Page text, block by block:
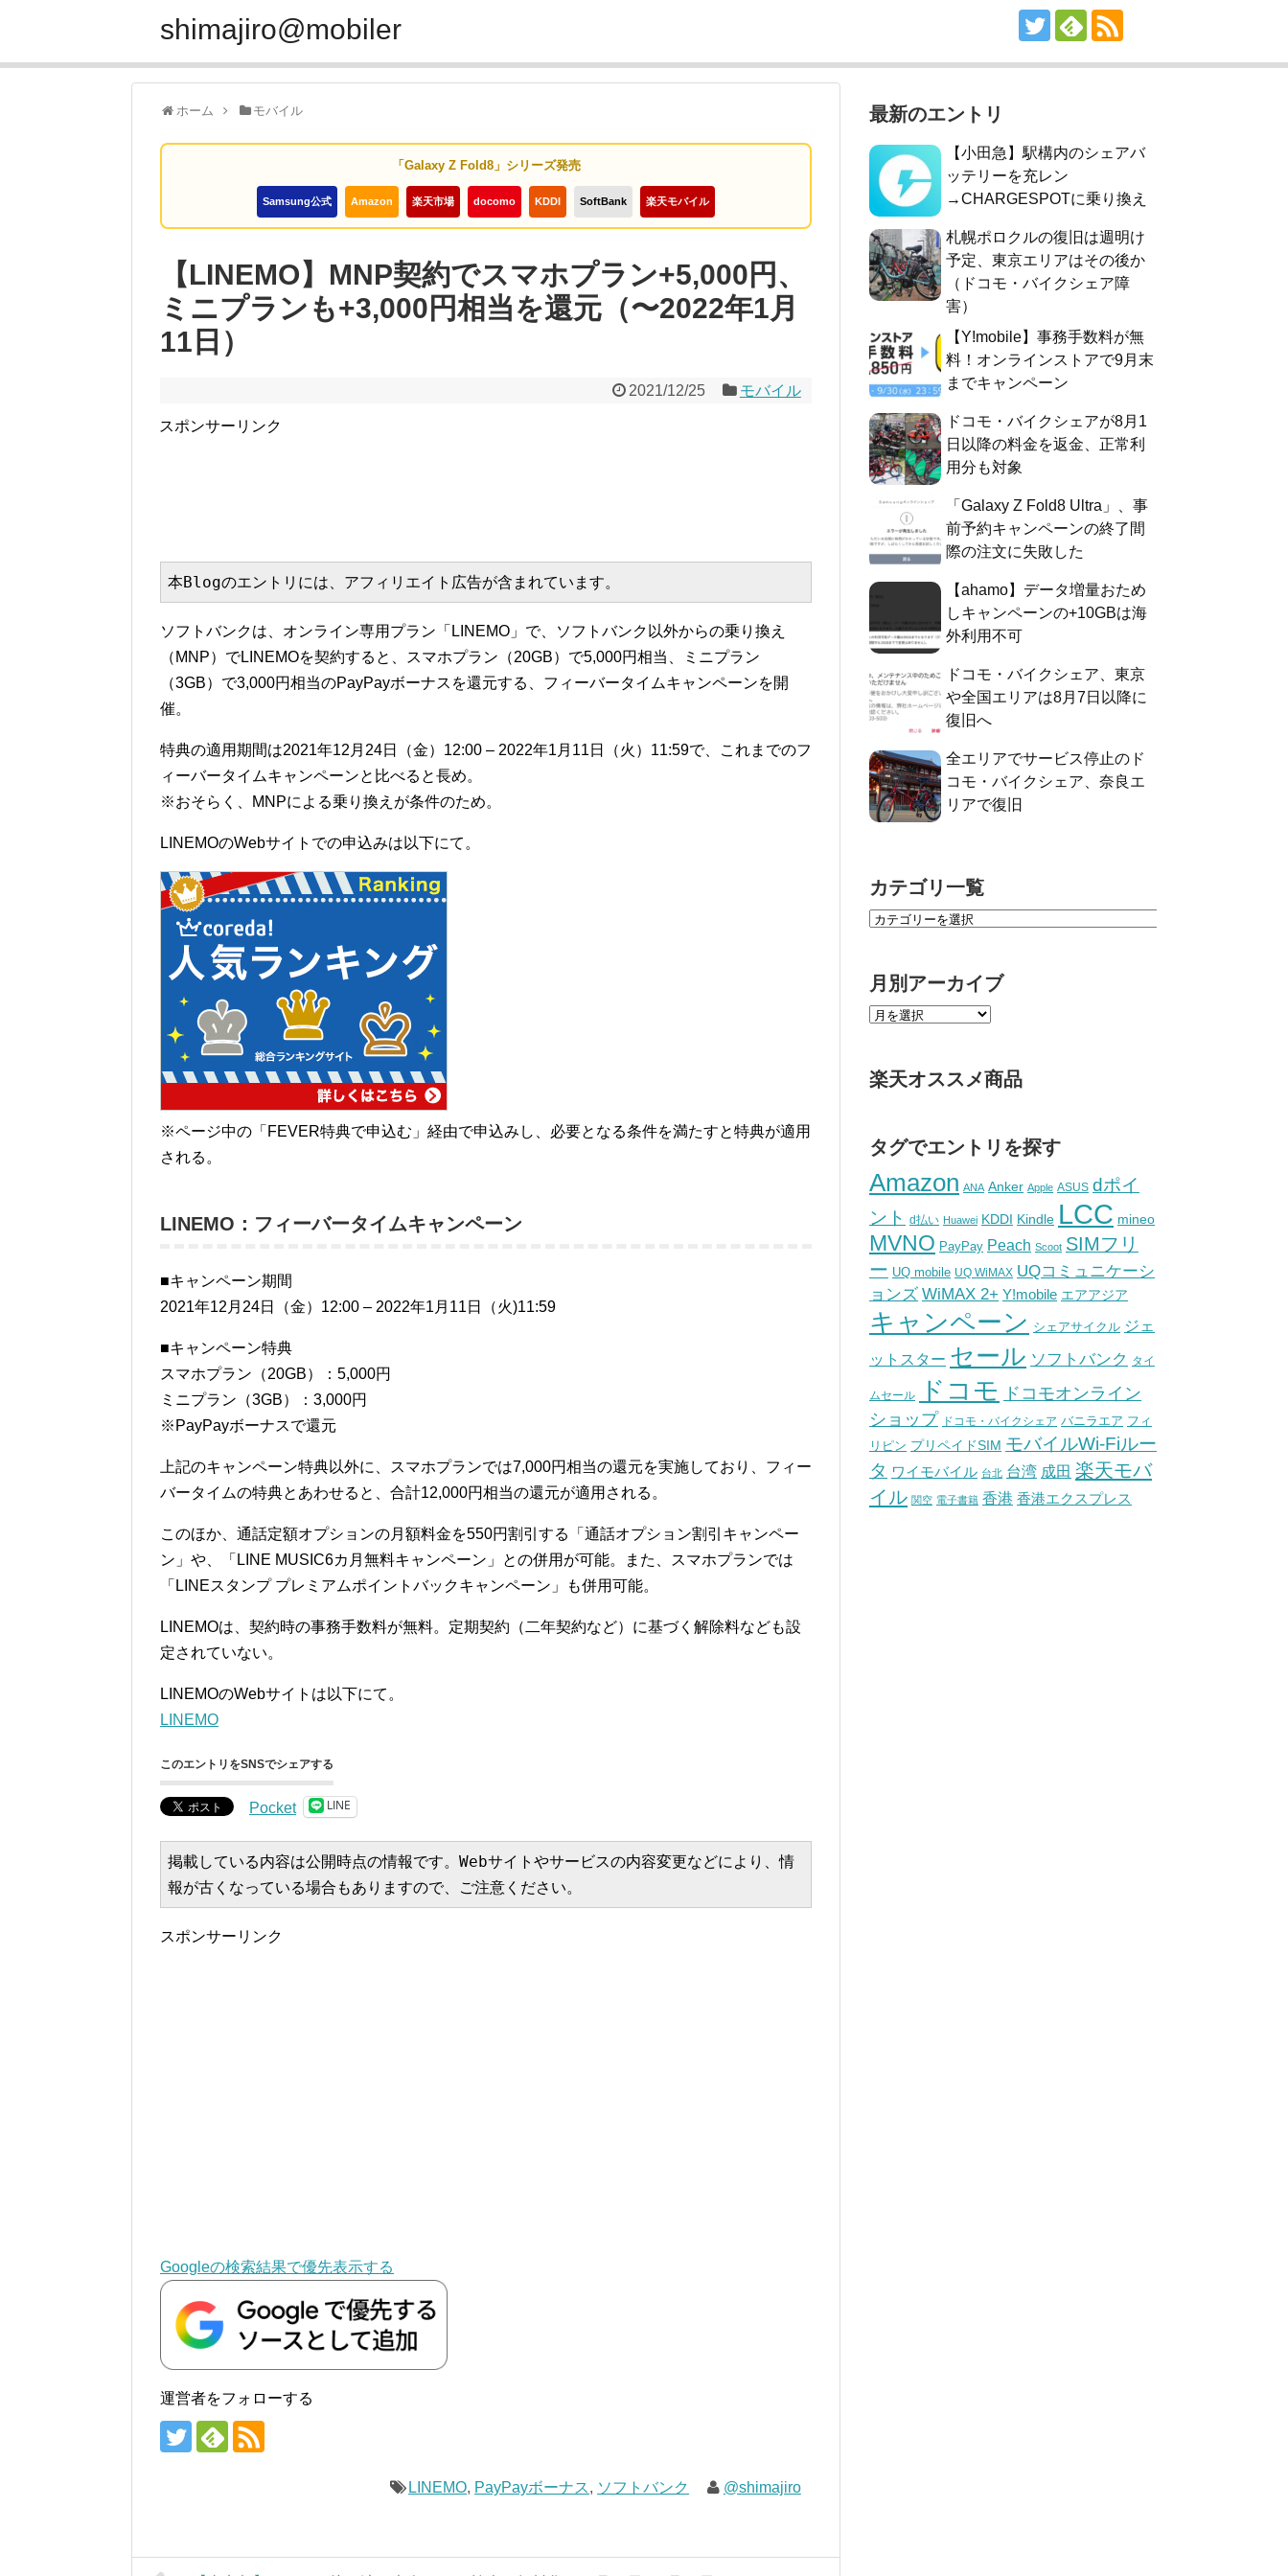
shimajiro@mobiler
ホーム モバイル
「Galaxy Z Fold8」シリーズ発売
Samsung公式 Amazon 楽天市場 docomo KDDI SoftBank 楽天モバイル
【LINEMO】MNP契約でスマホプラン+5,000円、
ミニプランも+3,000円相当を還元（〜2022年1月
11日）
2021/12/25 モバイル
スポンサーリンク
本Blogのエントリには、アフィリエイト広告が含まれています。
ソフトバンクは、オンライン専用プラン「LINEMO」で、ソフトバンク以外からの乗り換え
（MNP）でLINEMOを契約すると、スマホプラン（20GB）で5,000円相当、ミニプラン
（3GB）で3,000円相当のPayPayボーナスを還元する、フィーバータイムキャンペーンを開
催。
特典の適用期間は2021年12月24日（金）12:00 – 2022年1月11日（火）11:59で、これまでのフ
ィーバータイムキャンペーンと比べると長め。
※おそらく、MNPによる乗り換えが条件のため。
LINEMOのWebサイトでの申込みは以下にて。
※ページ中の「FEVER特典で申込む」経由で申込みし、必要となる条件を満たすと特典が適用
される。
LINEMO：フィーバータイムキャンペーン
■キャンペーン期間
2021年12月24日（金）12:00 – 2022年1月11日（火)11:59
■キャンペーン特典
スマホプラン（20GB）：5,000円
ミニプラン（3GB）：3,000円
※PayPayボーナスで還元
上記のキャンペーン特典以外に、スマホプランでは7,000円相当の還元を実施しており、フィー
バータイムの特典とあわせると、合計12,000円相当の還元が適用される。
このほか、通話定額オプションの月額料金を550円割引する「通話オプション割引キャンペー
ン」や、「LINE MUSIC6カ月無料キャンペーン」との併用が可能。また、スマホプランでは
「LINEスタンプ プレミアムポイントバックキャンペーン」も併用可能。
LINEMOは、契約時の事務手数料が無料。定期契約（二年契約など）に基づく解除料なども設
定されていない。
LINEMOのWebサイトは以下にて。
LINEMO
このエントリをSNSでシェアする
Pocket LINE
掲載している内容は公開時点の情報です。Webサイトやサービスの内容変更などにより、情
報が古くなっている場合もありますので、ご注意ください。
スポンサーリンク
Googleの検索結果で優先表示する
運営者をフォローする
LINEMO, PayPayボーナス, ソフトバンク @shimajiro
最新のエントリ
【小田急】駅構内のシェアバ
ッテリーを充レン
→CHARGESPOTに乗り換え
札幌ポロクルの復旧は週明け
予定、東京エリアはその後か
（ドコモ・バイクシェア障
害）
【Y!mobile】事務手数料が無
料！オンラインストアで9月末
までキャンペーン
ドコモ・バイクシェアが8月1
日以降の料金を返金、正常利
用分も対象
「Galaxy Z Fold8 Ultra」、事
前予約キャンペーンの終了間
際の注文に失敗した
【ahamo】データ増量おため
しキャンペーンの+10GBは海
外利用不可
ドコモ・バイクシェア、東京
や全国エリアは8月7日以降に
復旧へ
全エリアでサービス停止のド
コモ・バイクシェア、奈良エ
リアで復旧
カテゴリ一覧
月別アーカイブ
楽天オススメ商品
タグでエントリを探す
Amazon ANA Anker Apple ASUS dポイ
ント
d払い Huawei KDDI Kindle LCC mineo
MVNO PayPay Peach Scoot SIMフリ
ー UQ mobile UQ WiMAX UQコミュニケーシ
ョンズ WiMAX 2+ Y!mobile エアアジア
キャンペーン シェアサイクル ジェ
ットスター セール ソフトバンク タイ
ムセール ドコモ
ドコモオンライン
ショップ ドコモ・バイクシェア バニラエア フィ
リピン プリペイドSIM モバイルWi-Fiルー
タ ワイモバイル 台北 台湾 成田 楽天モバ
イル 関空 電子書籍 香港 香港エクスプレス